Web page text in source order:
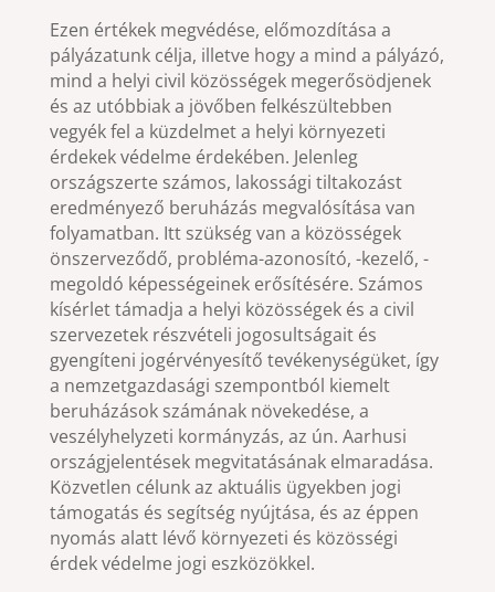
Ezen értékek megvédése, előmozdítása a
pályázatunk célja, illetve hogy a mind a pályázó,
mind a helyi civil közösségek megerősödjenek
és az utóbbiak a jövőben felkészültebben
vegyék fel a küzdelmet a helyi környezeti
érdekek védelme érdekében. Jelenleg
országszerte számos, lakossági tiltakozást
eredményező beruházás megvalósítása van
folyamatban. Itt szükség van a közösségek
önszerveződő, probléma-azonosító, -kezelő, -
megoldó képességeinek erősítésére. Számos
kísérlet támadja a helyi közösségek és a civil
szervezetek részvételi jogosultságait és
gyengíteni jogérvényesítő tevékenységüket, így
a nemzetgazdasági szempontból kiemelt
beruházások számának növekedése, a
veszélyhelyzeti kormányzás, az ún. Aarhusi
országjelentések megvitatásának elmaradása.
Közvetlen célunk az aktuális ügyekben jogi
támogatás és segítség nyújtása, és az éppen
nyomás alatt lévő környezeti és közösségi
érdek védelme jogi eszközökkel.